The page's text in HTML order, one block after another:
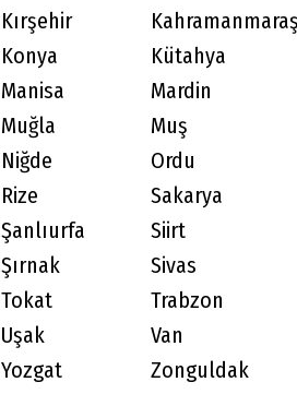
Kırşehir
Konya
Kütahya
Manisa
Mardin
Muğla
Muş
Niğde
Ordu
Rize
Sakarya
Şanlıurfa
Siirt
Şırnak
Sivas
Tokat
Trabzon
Uşak
Van
Yozgat Zonguldak